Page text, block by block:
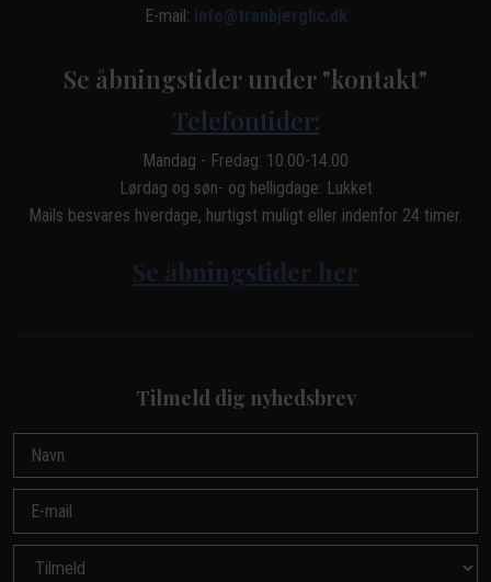
E-mail: info@tranbjerghc.dk
Se åbningstider under "kontakt"
Telefontider:
Mandag - Fredag: 10.00-14.00
Lørdag og søn- og helligdage: Lukket
Mails besvares hverdage, hurtigst muligt eller indenfor 24 timer.
Se åbningstider her
Tilmeld dig nyhedsbrev